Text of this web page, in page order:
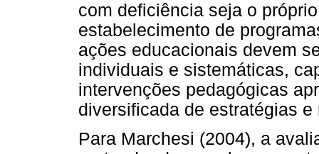
com deficiência seja o
estabelecimento de
ações educacionais devem
individuais e sistemáticas,
intervenções pedagógicas
diversificada de estratégias e
Para Marchesi (2004), a